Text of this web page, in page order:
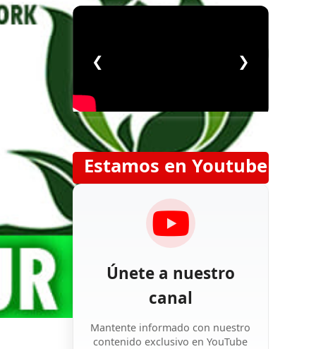
❮ ❯
Estamos en Youtube
Únete a nuestro
canal
Mantente informado con nuestro
contenido exclusivo en YouTube